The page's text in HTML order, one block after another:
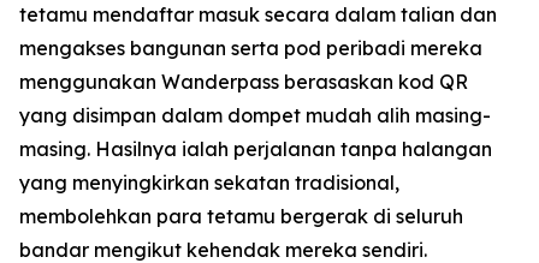
tetamu mendaftar masuk secara dalam talian dan
mengakses bangunan serta pod peribadi mereka
menggunakan Wanderpass berasaskan kod QR
yang disimpan dalam dompet mudah alih masing-
masing. Hasilnya ialah perjalanan tanpa halangan
yang menyingkirkan sekatan tradisional,
membolehkan para tetamu bergerak di seluruh
bandar mengikut kehendak mereka sendiri.